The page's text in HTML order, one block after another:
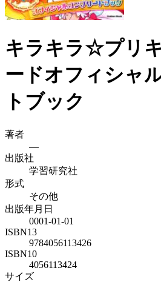
キラキラ☆プリ
ードオフィシャ
トブック
著者
—
出版社
学習研究社
形式
その他
出版年月日
0001-01-01
ISBN13
9784056113426
ISBN10
4056113424
サイズ